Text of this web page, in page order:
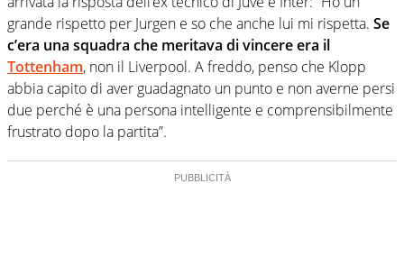
grande rispetto per Jurgen e so che anche lui mi rispetta. Se
c’era una squadra che meritava di vincere era il
Tottenham, non il Liverpool. A freddo, penso che Klopp
abbia capito di aver guadagnato un punto e non averne persi
due perché è una persona intelligente e comprensibilmente
frustrato dopo la partita”.